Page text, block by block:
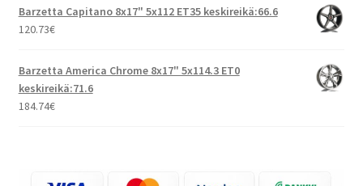
Barzetta Capitano 8x17" 5x112 ET35 keskireikä:66.6
120.73€
Barzetta America Chrome 8x17" 5x114.3 ET0
keskireikä:71.6
184.74€